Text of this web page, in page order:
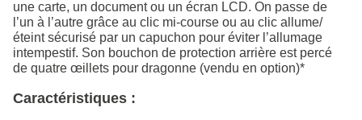
une carte, un document ou un écran LCD. On passe de
l’un à l’autre grâce au clic mi-course ou au clic allume/
éteint sécurisé par un capuchon pour éviter l’allumage
intempestif. Son bouchon de protection arrière est percé
de quatre œillets pour dragonne (vendu en option)*
Caractéristiques :